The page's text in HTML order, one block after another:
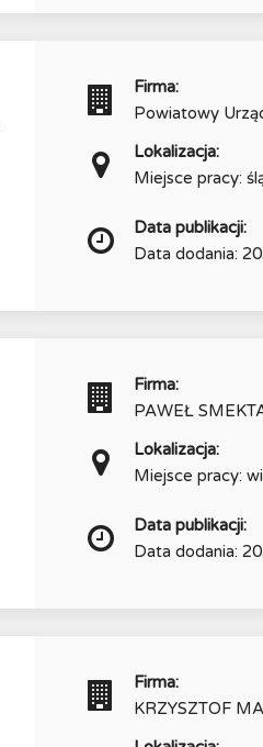
Firma:
Powiatowy
Lokalizacja:
Miejsce pracy:
Data publikacji:
Data dodania:
Firma:
PAWEŁ
Lokalizacja:
Miejsce pracy:
Data publikacji:
Data dodania:
Firma:
KRZYSZTOF